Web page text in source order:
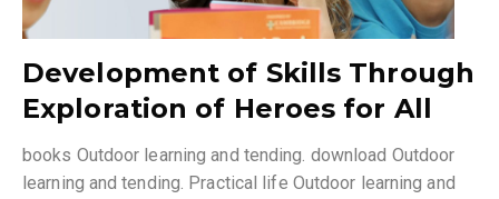
Development of Skills Through
Exploration of Heroes for All
books Outdoor learning and tending. download Outdoor
learning and tending. Practical life Outdoor learning and